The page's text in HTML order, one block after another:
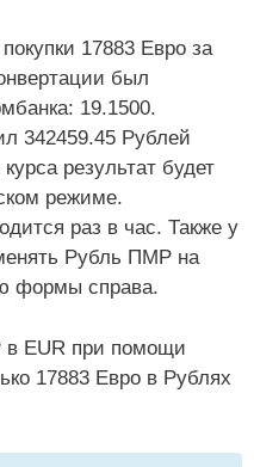
17883 Евро за
был
19.1500.
342459.45 Рублей
результат будет
режиме.
раз в час. Также у
Рубль ПМР на
формы справа.
в EUR при помощи
17883 Евро в Рублях